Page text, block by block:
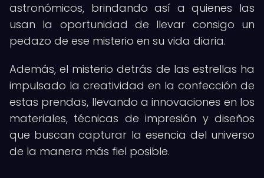
astronómicos, brindando así a quienes las
usan la oportunidad de llevar consigo un
pedazo de ese misterio en su vida diaria.
Además, el misterio detrás de las estrellas ha
impulsado la creatividad en la confección de
estas prendas, llevando a innovaciones en los
materiales, técnicas de impresión y diseños
que buscan capturar la esencia del universo
de la manera más fiel posible.